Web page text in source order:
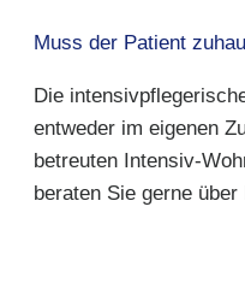
Muss der Patient
Die
entweder im eigenen
betreuten Intensiv-
beraten Sie gerne